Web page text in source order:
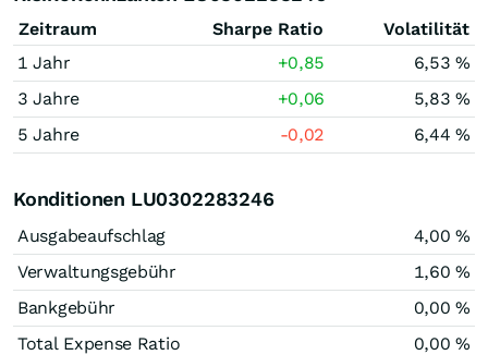
Zeitraum Sharpe Ratio
Volatilität
1 Jahr
+0,85
6,53 %
3 Jahre
+0,06
5,83 %
5 Jahre
-0,02 6,44 %
Konditionen LU0302283246
Ausgabeaufschlag
4,00 %
Verwaltungsgebühr
1,60 %
Bankgebühr
0,00 %
Total Expense Ratio
0,00 %